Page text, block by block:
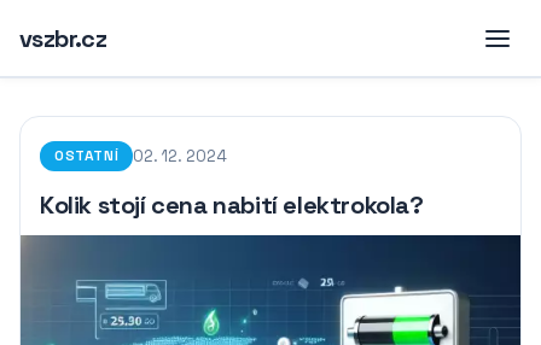
vszbr.cz
OSTATNÍ 02. 12. 2024
Kolik stojí cena nabití elektrokola?